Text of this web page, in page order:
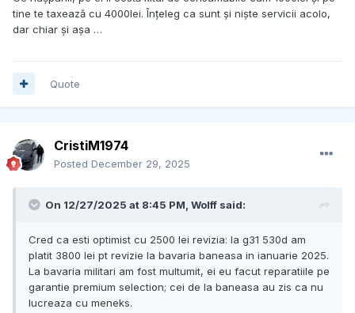
tine te taxează cu 4000lei. Înțeleg ca sunt și niște servicii acolo,
dar chiar și așa …
Quote
CristiM1974
Posted December 29, 2025
On 12/27/2025 at 8:45 PM, Wolff said:
Cred ca esti optimist cu 2500 lei revizia: la g31 530d am
platit 3800 lei pt revizie la bavaria baneasa in ianuarie 2025.
La bavaria militari am fost multumit, ei eu facut reparatiile pe
garantie premium selection; cei de la baneasa au zis ca nu
lucreaza cu meneks.